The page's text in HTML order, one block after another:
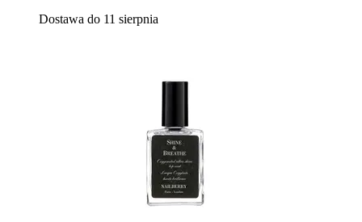
Dostawa do 11 sierpnia